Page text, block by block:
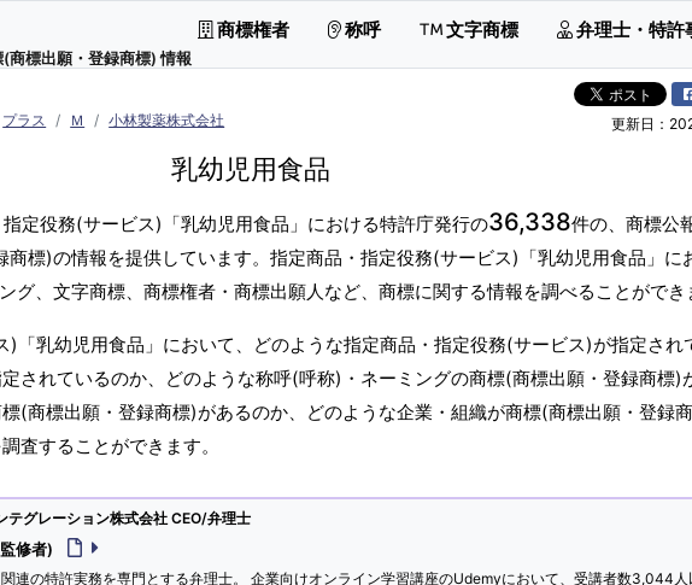
商標出願・登録商標) 情報
商標権者 称呼 文字商標 弁理士・特許
プラス Ｍ 小林製薬株式会社 更新日：
乳幼児用食品
定役務(サービス)「乳幼児用食品」における特許庁発行の36,338件の、商標公
商標)の情報を提供しています。指定商品・指定役務(サービス)「乳幼児用食品」に
グ、文字商標、商標権者・商標出願人など、商標に関する情報を調べることができ
)「乳幼児用食品」において、どのような指定商品・指定役務(サービス)が指定され
されているのか、どのような称呼(呼称)・ネーミングの商標(商標出願・登録商標)
(商標出願・登録商標)があるのか、どのような企業・組織が商標(商標出願・登録
査することができます。
テグレーション株式会社 CEO/弁理士
修者)
連の特許実務を専門とする弁理士。 企業向けオンライン学習講座のUdemyにおいて、受講者数3,044人